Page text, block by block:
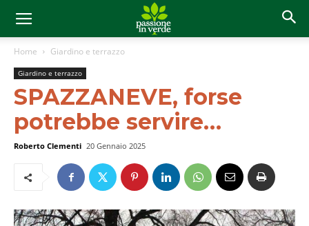
Home Giardino e terrazzo
Giardino e terrazzo
SPAZZANEVE, forse
potrebbe servire…
Roberto Clementi 20 Gennaio 2025